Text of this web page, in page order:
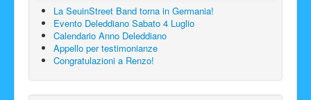
La SeuinStreet Band torna in Germania!
Evento Deleddiano Sabato 4 Luglio
Calendario Anno Deleddiano
Appello per testimonianze
Congratulazioni a Renzo!